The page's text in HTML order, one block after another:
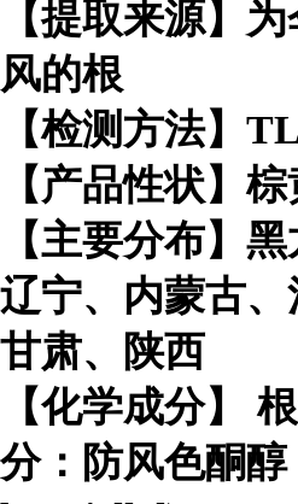
【提取来源】
风的根
【检测方法】
【产品性状】
【主要分布】
辽宁、内蒙古、
甘肃、陕西
【化学成分】
分：防风色酮醇